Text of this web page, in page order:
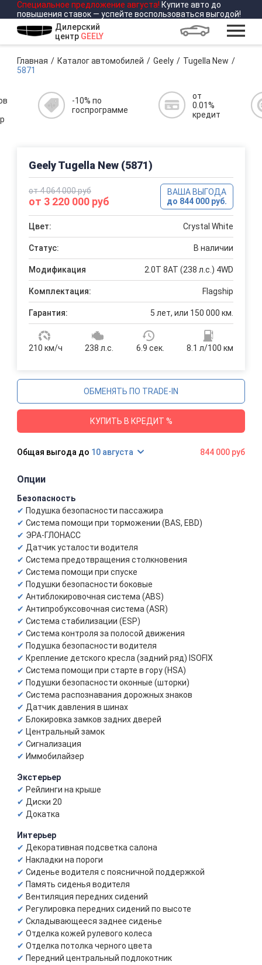
Специальное предложение августа! Купите авто до
повышения ставок — успейте воспользоваться выгодой!
Дилерский
центр GEELY
Главная Каталог автомобилей Geely
Tugella New
5871
-10% по
госпрограмме
от
0.01%
кредит
Geely Tugella New (5871)
от 4 064 000 руб
от 3 220 000 руб
ВАША ВЫГОДА
до 844 000 руб.
Цвет: Crystal White
Статус: В наличии
Модификация 2.0T 8AT (238 л.с.) 4WD
Комплектация: Flagship
Гарантия: 5 лет, или 150 000 км.
210 км/ч 238 л.с. 6.9 сек. 8.1 л/100 км
КУПИТЬ В КРЕДИТ %
ОБМЕНЯТЬ ПО TRADE-IN
10 августа 844 000 руб
Опции
Безопасность
Подушка безопасности пассажира
Система помощи при торможении (BAS, EBD)
ЭРА-ГЛОНАСС
Датчик усталости водителя
Система предотвращения столкновения
Система помощи при спуске
Подушки безопасности боковые
Антиблокировочная система (ABS)
Антипробуксовочная система (ASR)
Система стабилизации (ESP)
Система контроля за полосой движения
Подушка безопасности водителя
Крепление детского кресла (задний ряд) ISOFIX
Система помощи при старте в гору (HSA)
Подушки безопасности оконные (шторки)
Система распознавания дорожных знаков
Датчик давления в шинах
Блокировка замков задних дверей
Центральный замок
Сигнализация
Иммобилайзер
Экстерьер
Рейлинги на крыше
Диски 20
Докатка
Интерьер
Декоративная подсветка салона
Накладки на пороги
Сиденье водителя с поясничной поддержкой
Память сиденья водителя
Вентиляция передних сидений
Регулировка передних сидений по высоте
Складывающееся заднее сиденье
Отделка кожей рулевого колеса
Отделка потолка черного цвета
Передний центральный подлокотник